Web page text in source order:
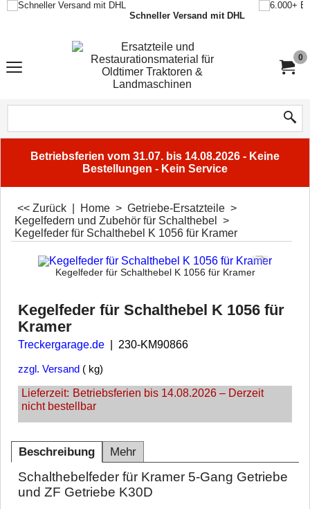
Schneller Versand mit DHL
0
Betriebsferien vom 31.07. bis 14.08.2026 - Keine
Bestellungen - Kein Service
<< Zurück Home > Getriebe-Ersatzteile >
Kegelfedern und Zubehör für Schalthebel
>
Kegelfeder für Schalthebel K 1056 für Kramer
Kegelfeder für Schalthebel K 1056 für Kramer
Kegelfeder für Schalthebel K 1056 für
Kramer
Treckergarage.de 230-KM90866
zzgl. Versand kg
Lieferzeit: Betriebsferien bis 14.08.2026 – Derzeit
nicht bestellbar
Beschreibung Mehr
Schalthebelfeder für Kramer 5-Gang Getriebe
und ZF Getriebe K30D